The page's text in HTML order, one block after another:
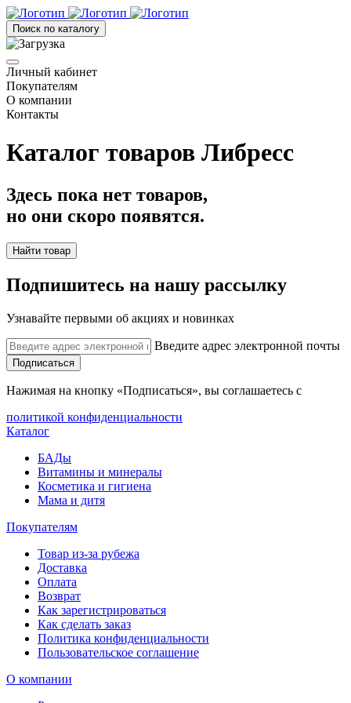
Поиск по каталогу
Личный кабинет
Покупателям
О компании
Контакты
Каталог товаров Либресс
Здесь пока нет товаров,
но они скоро появятся.
Найти товар
Подпишитесь на нашу рассылку
Узнавайте первыми об акциях и новинках
Введите адрес электронной почты
Подписаться
Нажимая на кнопку «Подписаться», вы соглашаетесь с
политикой конфиденциальности
Каталог
БАДы
Витамины и минералы
Косметика и гигиена
Мама и дитя
Покупателям
Товар из-за рубежа
Доставка
Оплата
Возврат
Как зарегистрироваться
Как сделать заказ
Политика конфиденциальности
Пользовательское соглашение
О компании